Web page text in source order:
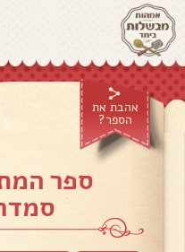
אהבת את
הספר?
ספר